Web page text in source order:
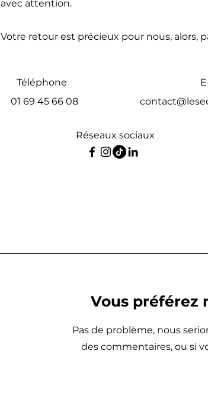
avec attention.
Votre retour est précieux pour nous, alors,
Téléphone
01 69 45 66 08
Réseaux sociaux
Vous préférez
Pas de problème, nous
des commentaires, ou si